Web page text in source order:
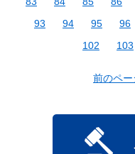
93
94 95 96
102
103
前のペー